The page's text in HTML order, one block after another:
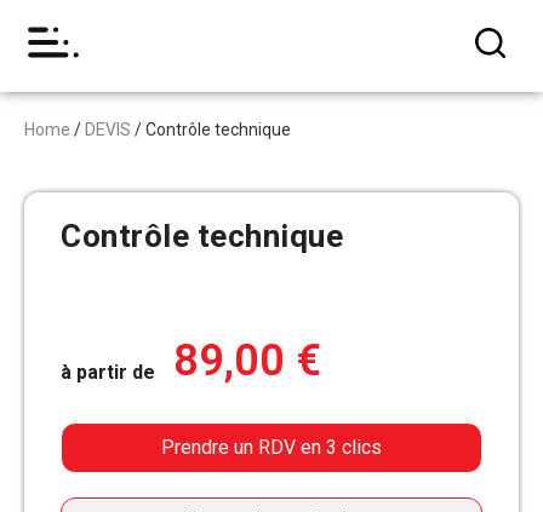
Home / DEVIS / Contrôle technique
Contrôle technique
à partir de 89,00 €
Prendre un RDV en 3 clics